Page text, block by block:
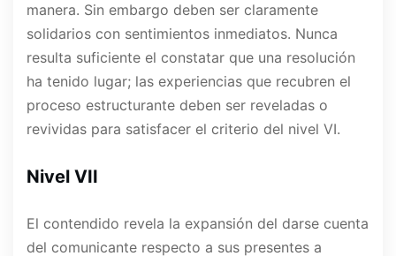
manera. Sin embargo deben ser claramente
solidarios con sentimientos inmediatos. Nunca
resulta suficiente el constatar que una resolución
ha tenido lugar; las experiencias que recubren el
proceso estructurante deben ser reveladas o
revividas para satisfacer el criterio del nivel VI.
Nivel VII
El contendido revela la expansión del darse cuenta
del comunicante respecto a sus presentes a